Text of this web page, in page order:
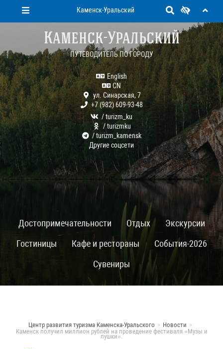
Каменск-Уральский
Каменск-Уральский
ПУТЕВОДИТЕЛЬ ПО ГОРОДУ
English
CN
ул. Синарская, 7
+7 (982) 609-93-48
/ turizm_ku
/ turizmku
/ turizm_kamensk
Другие соцсети
Достопримечательности Отдых
Экскурсии
Гостиницы
Кафе и рестораны
События-2026
Сувениры
Центр развития туризма Каменска-Уральского
Новости
Каменск получил миллион рублей на проведение фестиваля «Музы и
пушки».